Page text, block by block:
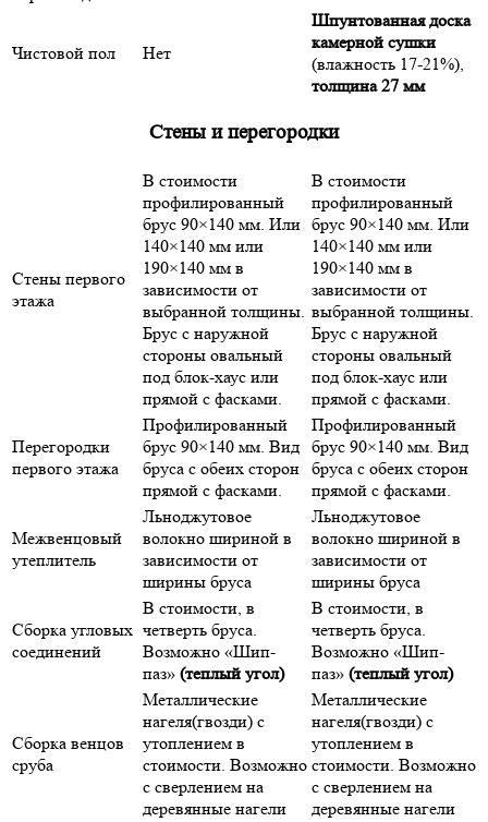
Чистовой пол Нет
Шпунтованная доска
камерной сушки
(влажность 17-21%),
толщина 27 мм
Стены и перегородки
Стены первого
этажа
В стоимости
профилированный
брус 90×140 мм. Или
140×140 мм или
190×140 мм в
зависимости от
выбранной толщины.
Брус с наружной
стороны овальный
под блок-хаус или
прямой с фасками.
В стоимости
профилированный
брус 90×140 мм. Или
140×140 мм или
190×140 мм в
зависимости от
выбранной толщины.
Брус с наружной
стороны овальный
под блок-хаус или
прямой с фасками.
Перегородки
первого этажа
Профилированный
брус 90×140 мм. Вид
бруса с обеих сторон
прямой с фасками.
Профилированный
брус 90×140 мм. Вид
бруса с обеих сторон
прямой с фасками.
Межвенцовый
утеплитель
Льноджутовое
волокно шириной в
зависимости от
ширины бруса
Льноджутовое
волокно шириной в
зависимости от
ширины бруса
Сборка угловых
соединений
В стоимости, в
четверть бруса.
Возможно «Шип-
паз» (теплый угол)
В стоимости, в
четверть бруса.
Возможно «Шип-
паз» (теплый угол)
Сборка венцов
сруба
Металлические
нагеля(гвозди) с
утоплением в
стоимости. Возможно
с сверлением на
деревянные нагели
Металлические
нагеля(гвозди) с
утоплением в
стоимости. Возможно
с сверлением на
деревянные нагели